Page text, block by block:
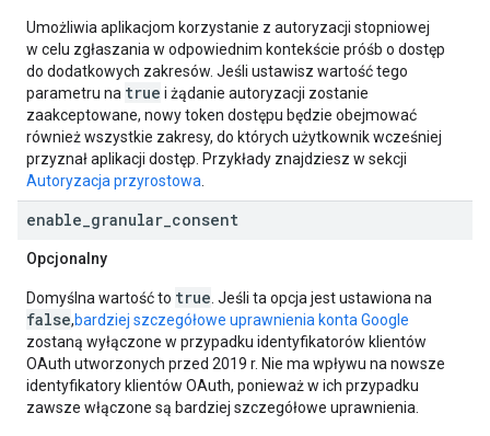
Umożliwia aplikacjom korzystanie z autoryzacji stopniowej
w celu zgłaszania w odpowiednim kontekście próśb o dostęp
do dodatkowych zakresów. Jeśli ustawisz wartość tego
parametru na true i żądanie autoryzacji zostanie
zaakceptowane, nowy token dostępu będzie obejmować
również wszystkie zakresy, do których użytkownik wcześniej
przyznał aplikacji dostęp. Przykłady znajdziesz w sekcji
Autoryzacja przyrostowa
enable granular consent
Opcjonalny
Domyślna wartość to true . Jeśli ta opcja jest ustawiona na
false,bardziej szczegółowe uprawnienia konta Google
zostaną wyłączone w przypadku identyfikatorów klientów
OAuth utworzonych przed 2019 r. Nie ma wpływu na nowsze
identyfikatory klientów OAuth, ponieważ w ich przypadku
zawsze włączone są bardziej szczegółowe uprawnienia.